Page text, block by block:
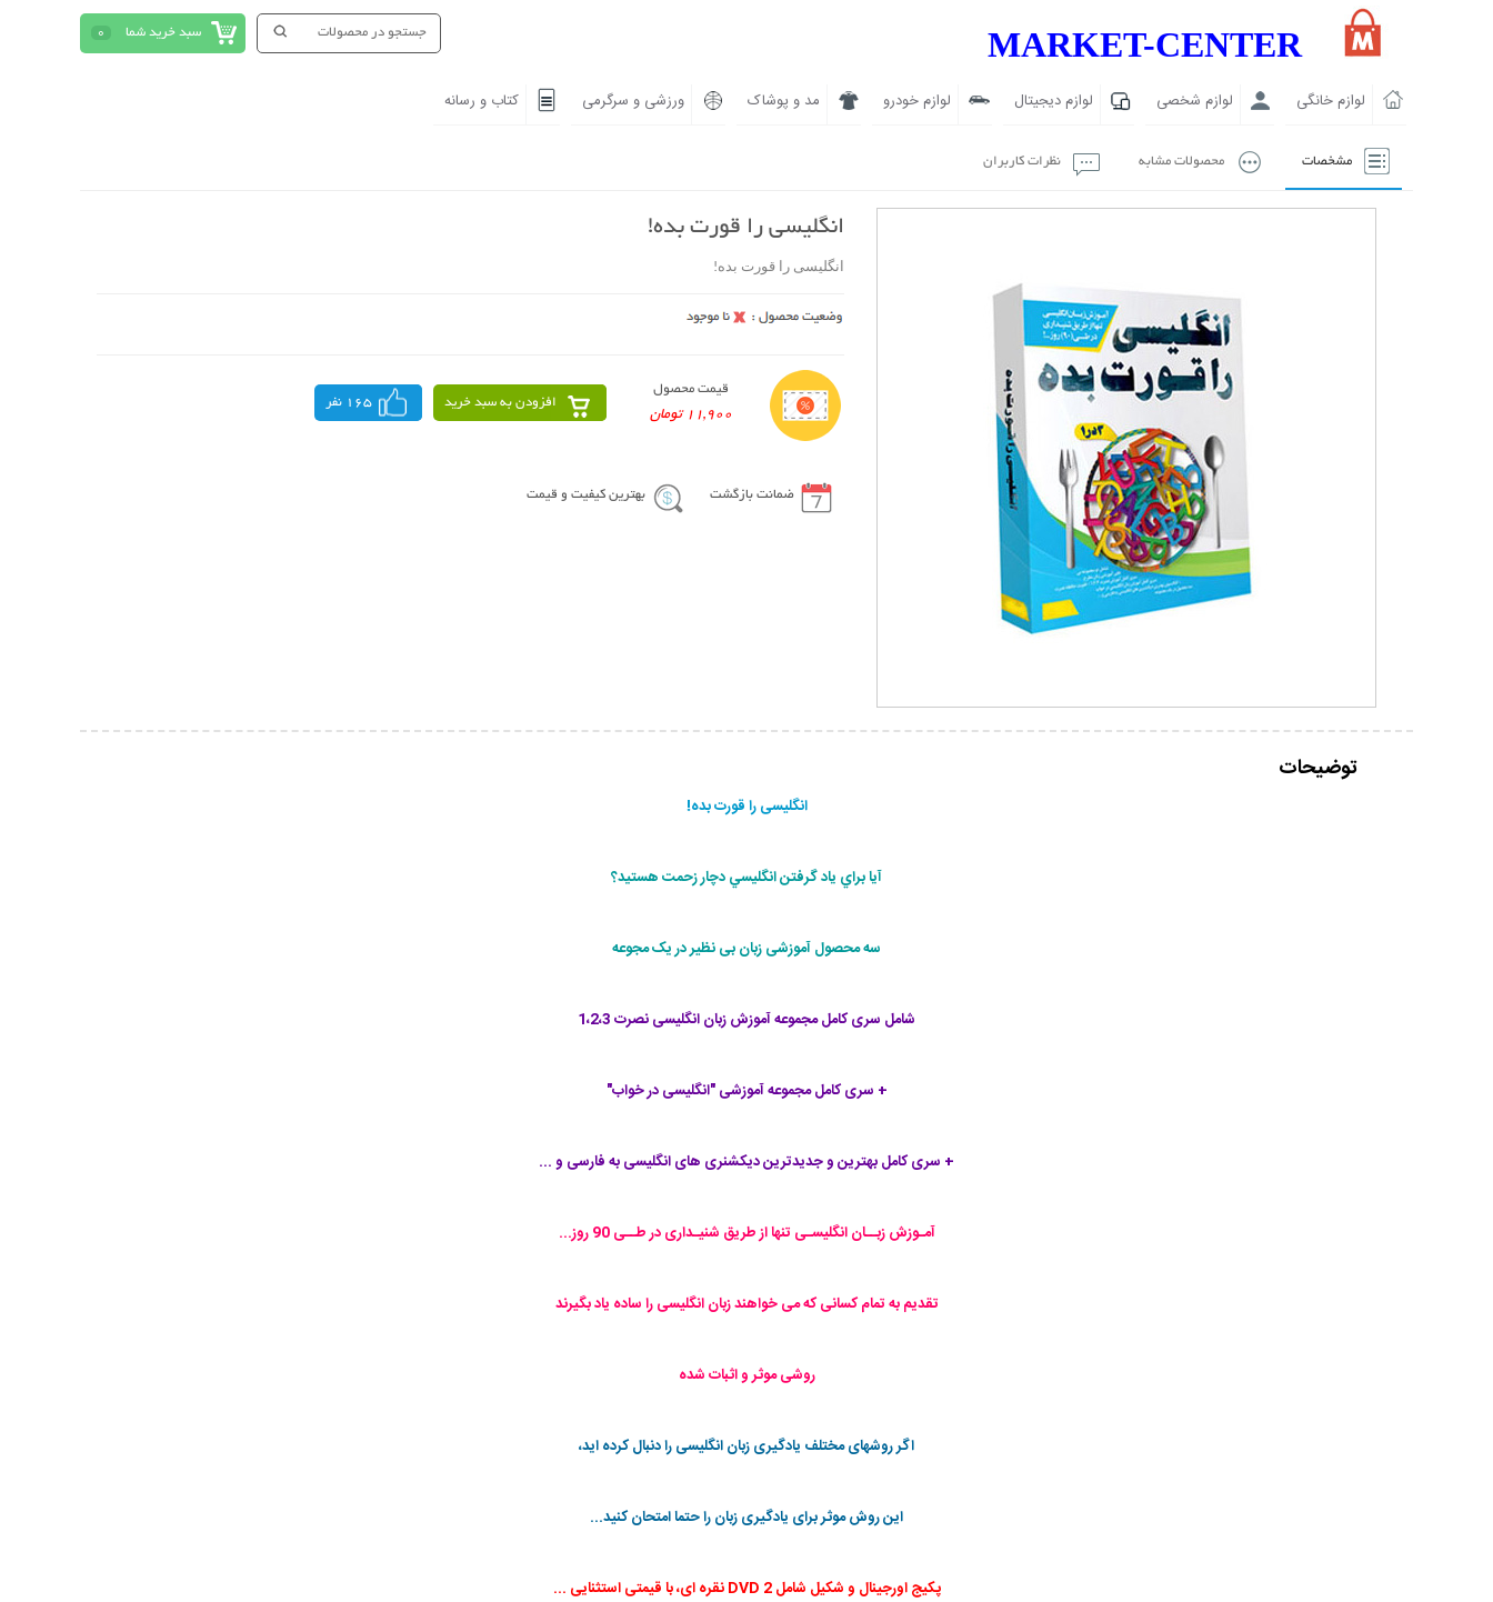
سبد خرید شما 0 MARKET-CENTER
لوازم خانگی لوازم شخصی لوازم دیجیتال لوازم خودرو مد و پوشاک ورزشی و سرگرمی کتاب و رسانه
مشخصات محصولات مشابه نظرات کاربران
انگلیسی را قورت بده!
انگلیسی را قورت بده!
قیمت محصول
11,900 تومان
افزودن به سبد خرید 165 نفر
ضمانت بازگشت بهترین کیفیت و قیمت
توضیحات
انگلیسی را قورت بده!
آيا براي ياد گرفتن انگليسي دچار زحمت هستيد؟
سه محصول آموزشی زبان بی نظیر در یک مجوعه
شامل سری کامل مجموعه آموزش زبان انگلیسی نصرت 1،2،3
+ سری کامل مجموعه آموزشی "انگلیسی در خواب"
+ سری کامل بهترین و جدیدترین دیکشنری های انگلیسی به فارسی و ...
آمـوزش زبــان انگلیسـی تنها از طریق شنیـداری در طــی 90 روز...
تقدیم به تمام کسانی که می خواهند زبان انگلیسی را ساده یاد بگیرند
روشی موثر و اثبات شده
اگر روشهای مختلف یادگیری زبان انگلیسی را دنبال کرده اید،
این روش موثر برای یادگیری زبان را حتما امتحان کنید...
پکیج اورجینال و شکیل شامل 2 DVD نقره ای، با قیمتی استثنایی ...